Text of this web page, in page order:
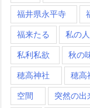
福井県永平寺
福来たる 私の
私利私欲 秋の
穂高神社 穂高
空間 突然の出